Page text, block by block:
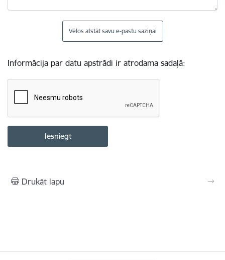
Vēlos atstāt savu e-pastu saziņai
Informācija par datu apstrādi ir atrodama sadaļā:
Drukāt lapu